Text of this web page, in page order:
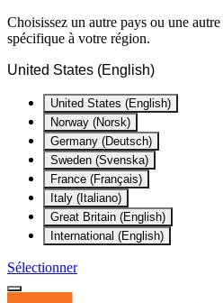
Choisissez un autre pays ou une
spécifique à votre région.
United States (English)
United States (English)
Norway (Norsk)
Germany (Deutsch)
Sweden (Svenska)
France (Français)
Italy (Italiano)
Great Britain (English)
International (English)
Sélectionner